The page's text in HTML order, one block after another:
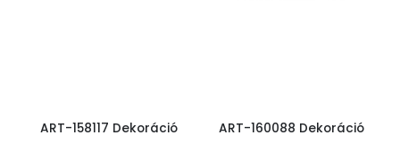
ART-158117 Dekoráció ART-160088 Dekoráció